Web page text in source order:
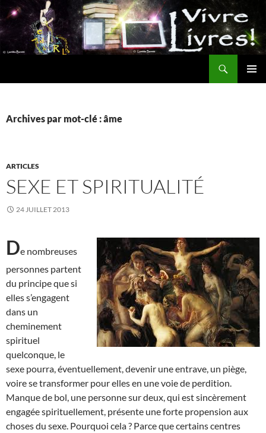
Aller
au
contenu
Archives par mot-clé : âme
ARTICLES
SEXE ET SPIRITUALITÉ
24 JUILLET 2013
De nombreuses
personnes partent
du principe que si
elles s’engagent
dans un
cheminement
spirituel
quelconque, le
sexe pourra, éventuellement, devenir une entrave, un piège,
voire se transformer pour elles en une voie de perdition.
Manque de bol, une personne sur deux, qui est sincèrement
engagée spirituellement, présente une forte propension aux
choses du sexe. Pourquoi cela ? Parce que certains centres